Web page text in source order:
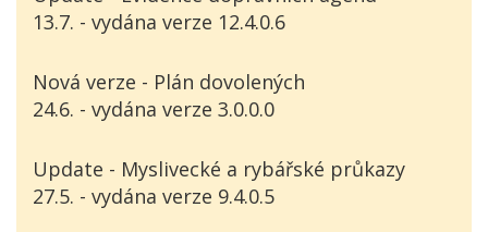
13.7. - vydána verze 12.4.0.6
Nová verze - Plán dovolených
24.6. - vydána verze 3.0.0.0
Update - Myslivecké a rybářské průkazy
27.5. - vydána verze 9.4.0.5